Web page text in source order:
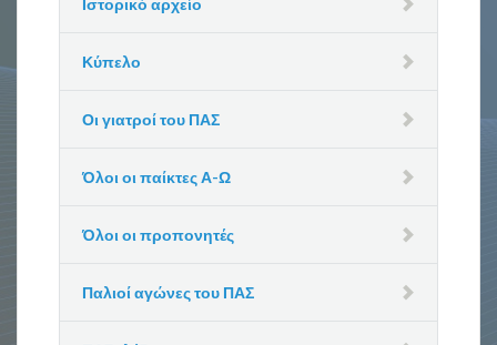
Ιστορικό αρχείο
Κύπελο
Οι γιατροί του ΠΑΣ
Όλοι οι παίκτες Α-Ω
Όλοι οι προπονητές
Παλιοί αγώνες του ΠΑΣ